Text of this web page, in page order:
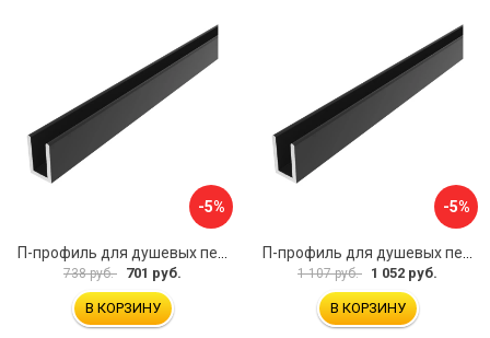
-5%
738 руб. 701 руб.
В КОРЗИНУ
-5%
1 107 руб. 1 052 руб.
В КОРЗИНУ